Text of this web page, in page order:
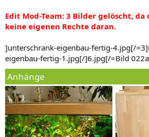
Edit Mod-Team: 3 Bilder gelöscht,
keine eigenen Rechte daran.
]unterschrank-eigenbau-fertig-4.jpg[/
eigenbau-fertig-1.jpg[/]6.jpg[/=Bild
Anhänge